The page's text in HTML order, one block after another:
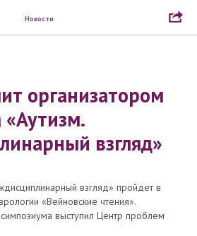
Новости
организатором
взгляд»
взгляд» пройдет в
«Вейновские чтения».
выступил Центр проблем